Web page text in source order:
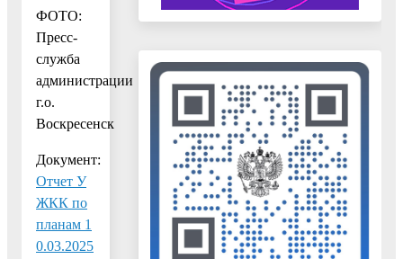
ФОТО:
Пресс-
служба
администрации
г.о.
Воскресенск
Документ:
Отчет У
ЖКК по
планам 1
0.03.2025